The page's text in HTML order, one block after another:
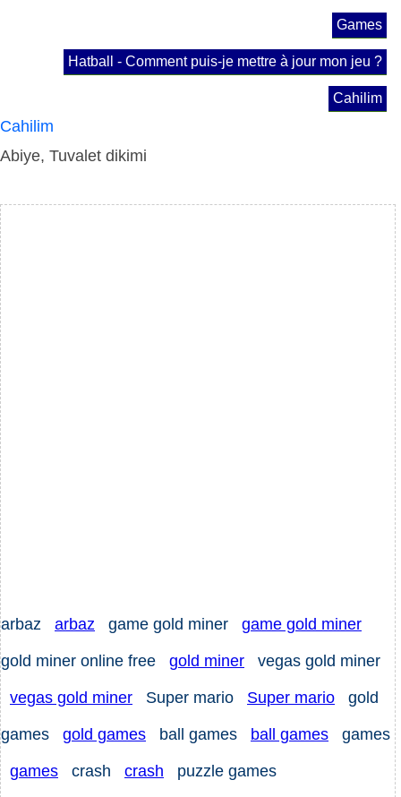
Games
Hatball - Comment puis-je mettre à jour mon jeu ?
Cahilim
Cahilim
Abiye, Tuvalet dikimi
arbaz arbaz game gold miner game gold miner
gold miner online free gold miner vegas gold miner
vegas gold miner Super mario Super mario gold
games gold games ball games ball games games
games crash crash puzzle games